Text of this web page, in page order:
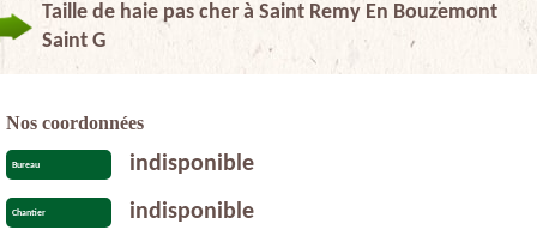
Taille de haie pas cher à Saint Remy En Bouzemont
Saint G
Nos coordonnées
Bureau indisponible
Chantier indisponible